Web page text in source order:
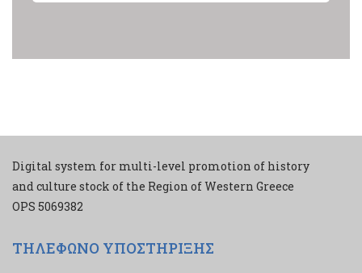
Digital system for multi-level promotion of history
and culture stock of the Region of Western Greece
ΟPS 5069382
ΤΗΛΕΦΩΝΟ ΥΠΟΣΤΗΡΙΞΗΣ